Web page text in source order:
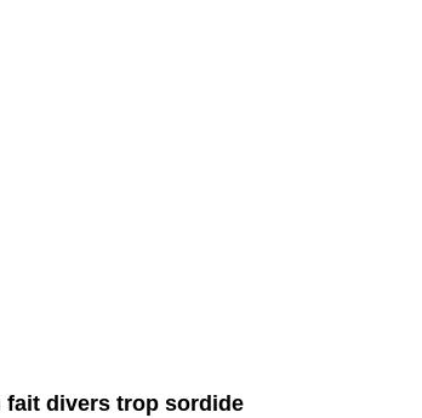
fait divers trop sordide